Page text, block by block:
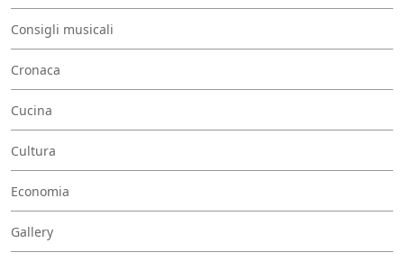
Consigli musicali
Cronaca
Cucina
Cultura
Economia
Gallery